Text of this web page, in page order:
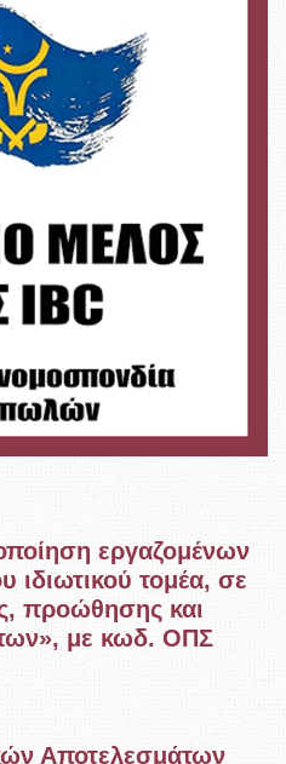
εργαζομένων
τομέα, σε
προώθησης και
με κωδ. ΟΠΣ
Αποτελεσμάτων